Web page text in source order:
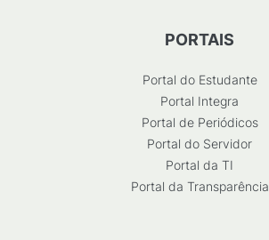
PORTAIS
Portal do Estudante
Portal Integra
Portal de Periódicos
Portal do Servidor
Portal da TI
Portal da Transparência